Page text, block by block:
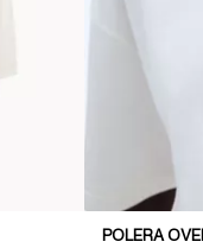
POLERA